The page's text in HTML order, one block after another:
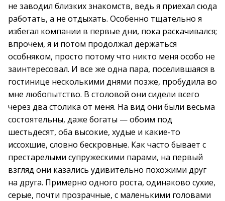
не заводил близких знакомств, ведь я приехал сюда
работать, а не отдыхать. Особенно тщательно я
избегал компании в первые дни, пока раскачивался;
впрочем, я и потом продолжал держаться
особняком, просто потому что никто меня особо не
заинтересовал. И все же одна пара, поселившаяся в
гостинице несколькими днями позже, пробудила во
мне любопытство. В столовой они сидели всего
через два столика от меня. На вид они были весьма
состоятельны, даже богаты — обоим под
шестьдесят, оба высокие, худые и какие-то
иссохшие, словно бескровные. Как часто бывает с
престарелыми супружескими парами, на первый
взгляд они казались удивительно похожими друг
на друга. Примерно одного роста, одинаково сухие,
серые, почти прозрачные, с маленькими головами